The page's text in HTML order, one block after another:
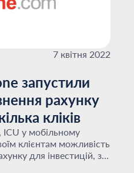
7 квітня 2022
запустили
рахунку
кліків
ICU у мобільному
клієнтам можливість
для інвестицій, з